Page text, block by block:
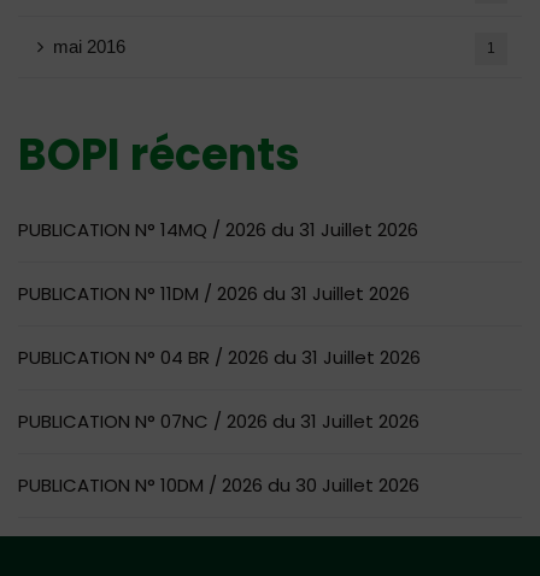
mai 2016 1
BOPI récents
PUBLICATION N° 14MQ / 2026 du 31 Juillet 2026
PUBLICATION N° 11DM / 2026 du 31 Juillet 2026
PUBLICATION N° 04 BR / 2026 du 31 Juillet 2026
PUBLICATION N° 07NC / 2026 du 31 Juillet 2026
PUBLICATION N° 10DM / 2026 du 30 Juillet 2026